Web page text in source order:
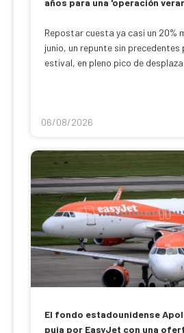
años para una 'operación
Repostar cuesta ya casi un 20%
junio, un repunte sin
estival, en pleno pico de
06/08/2026
El fondo estadounidense
puja por EasyJet con una